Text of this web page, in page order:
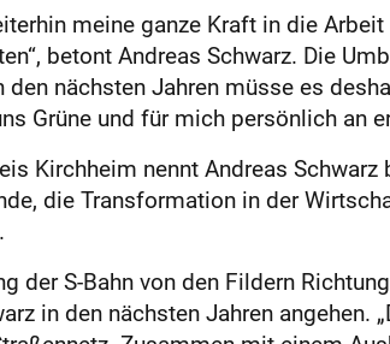
meine ganze Kraft in die
betont Andreas Schwarz. Die
den nächsten Jahren müsse es
Grüne und für mich persönlich an
Kirchheim nennt Andreas
die Transformation in der
der S-Bahn von den Fildern
in den nächsten Jahren